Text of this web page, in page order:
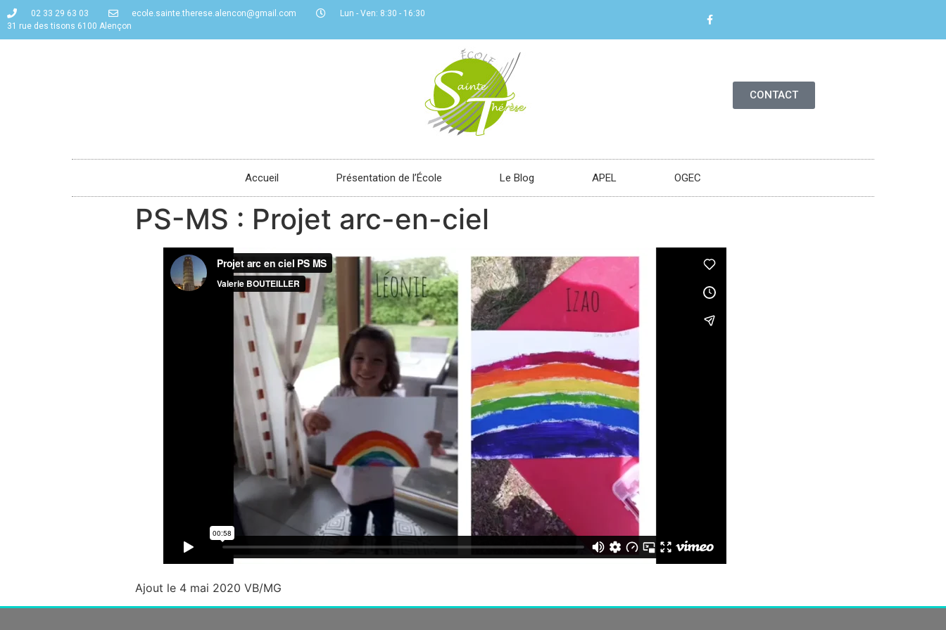
02 33 29 63 03 ecole.sainte.therese.alencon@gmail.com
Lun - Ven: 8:30 - 16:30
31 rue des tisons 6100 Alençon
CONTACT
Accueil Présentation de l’École Le Blog APEL OGEC
PS-MS : Projet arc-en-ciel
Ajout le 4 mai 2020 VB/MG